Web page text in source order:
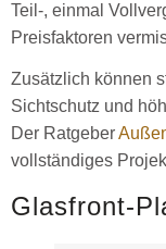
Teil-, einmal
Preisfaktoren
Zusätzlich können
Sichtschutz und
Der Ratgeber
vollständiges
Glasfront-